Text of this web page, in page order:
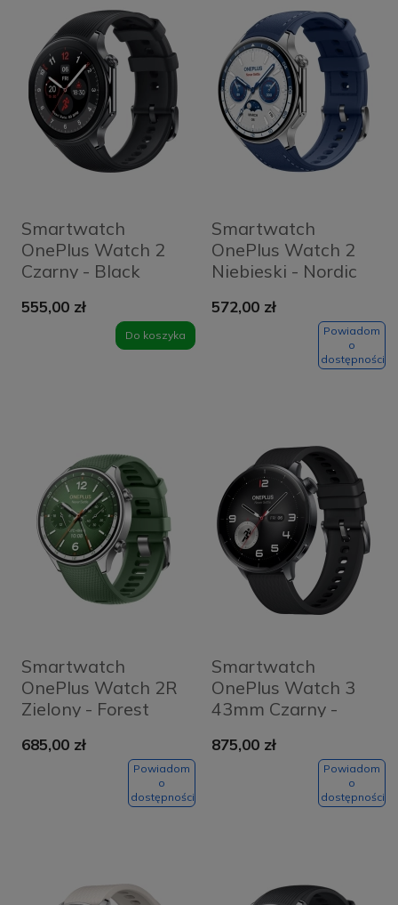
Smartwatch
OnePlus Watch 2
Czarny - Black
555,00 zł
Do koszyka
Smartwatch
OnePlus Watch 2
Niebieski - Nordic
572,00 zł
Powiadom
o
dostępności
Smartwatch
OnePlus Watch 2R
Zielony - Forest
685,00 zł
Powiadom
o
dostępności
Smartwatch
OnePlus Watch 3
43mm Czarny -
875,00 zł
Powiadom
o
dostępności